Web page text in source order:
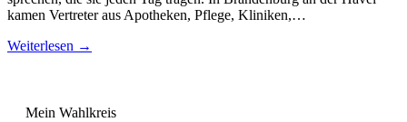
kamen Vertreter aus Apotheken, Pflege, Kliniken,…
Weiterlesen →
Mein Wahlkreis